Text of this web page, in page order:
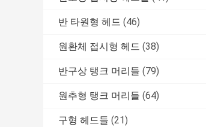
반 타원형 헤드 (46)
원환체 접시형 헤드 (38)
반구상 탱크 머리들 (79)
원추형 탱크 머리들 (64)
구형 헤드들 (21)